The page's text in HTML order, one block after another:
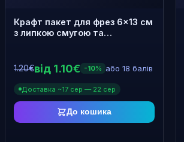
Крафт пакет для фрез 6×13 см
з липкою смугою та
1.20€від 1.10€ -10% або 18 балів
Доставка ~17 сер — 22 сер
До кошика